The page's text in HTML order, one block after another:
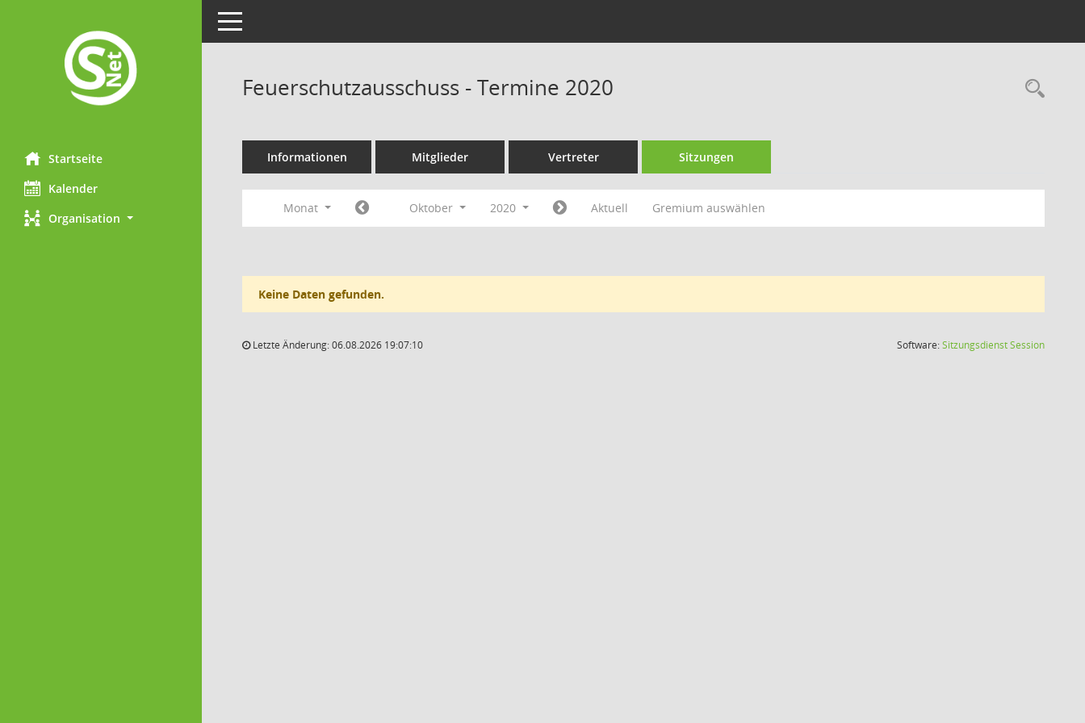
Startseite
Kalender
Organisation
Toggle navigation
Feuerschutzausschuss - Termine 2020
Informationen Mitglieder Vertreter Sitzungen
Monat Oktober 2020 Aktuell Gremium auswählen
Keine Daten gefunden.
Letzte Änderung: 06.08.2026 19:07:10 Software:SitzungsdienstSession(Wird in